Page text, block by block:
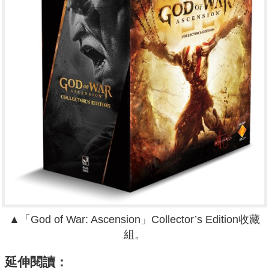
▲「God of War: Ascension」Collector’s Edition收藏
組。
延伸閱讀：